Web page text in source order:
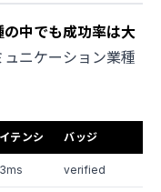
の中でも成功率は大
ニケーション業種
テンシ バッジ
verified